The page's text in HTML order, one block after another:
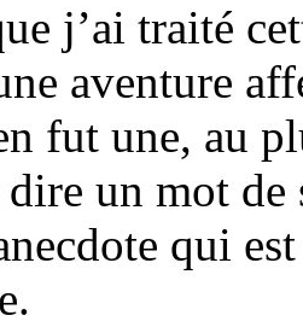
j’ai traité
aventure
fut une, au
un mot
qui